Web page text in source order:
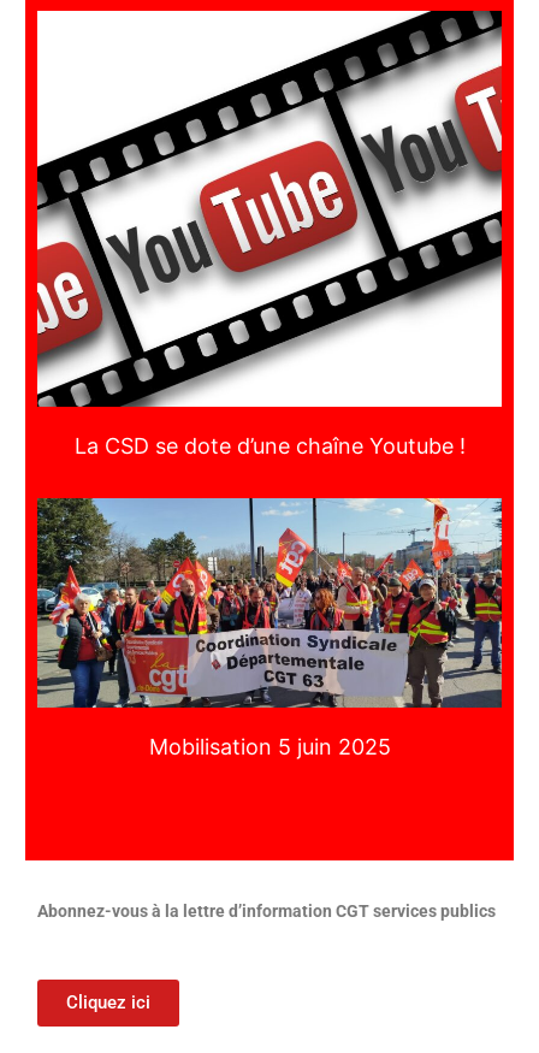
La CSD se dote d’une chaîne Youtube !
Mobilisation 5 juin 2025
Abonnez-vous à la lettre d’information CGT services publics
Cliquez ici